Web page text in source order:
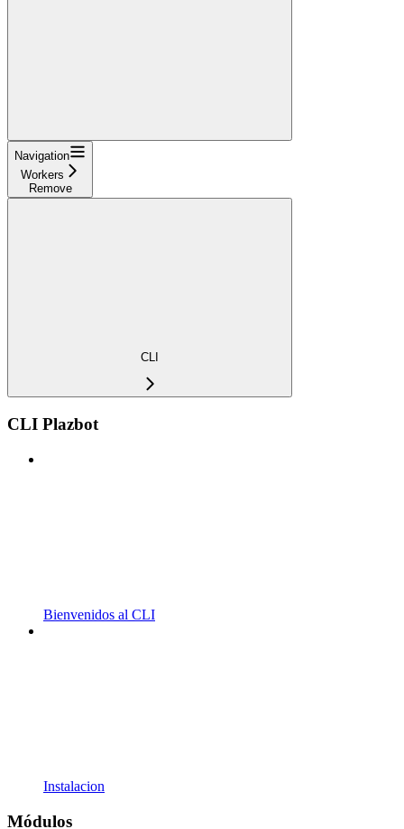
Navigation
Workers
Remove
CLI
CLI Plazbot
Bienvenidos al CLI
Instalacion
Módulos